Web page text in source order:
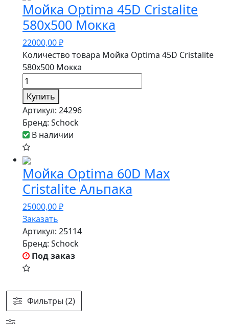
Фильтры (2)
Мойка Optima 45D Cristalite
580х500 Мокка
22000,00₽
Количество товара Мойка Optima 45D Cristalite
580х500 Мокка
Купить
Артикул: 24296
Бренд: Schock
В наличии
Мойка Optima 60D Max
Cristalite Альпака
25000,00₽
Заказать
Артикул: 25114
Бренд: Schock
Под заказ